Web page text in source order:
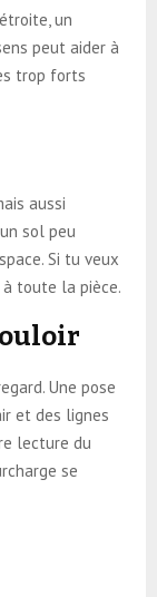
un
peut aider à
trop forts
aussi
sol peu
Si tu veux
toute la pièce.
Une pose
et des lignes
lecture du
se